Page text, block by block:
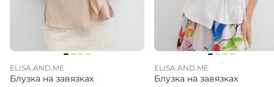
ELISA.AND.ME
Блузка на завязках
ELISA.AND.ME
Блузка на завязках